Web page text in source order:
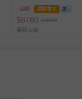
68折 即將售完
$6780 $9990
最新上架